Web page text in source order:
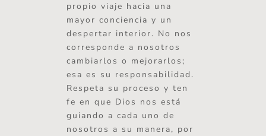
propio viaje hacia una
mayor conciencia y un
despertar interior. No nos
corresponde a nosotros
cambiarlos o mejorarlos;
esa es su responsabilidad.
Respeta su proceso y ten
fe en que Dios nos está
guiando a cada uno de
nosotros a su manera, por